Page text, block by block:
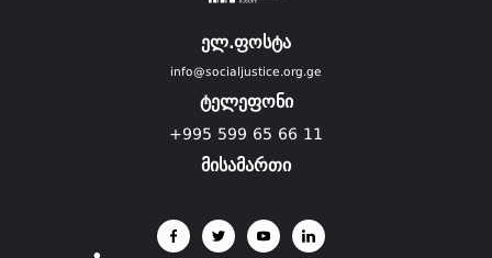
ელ.ფოსტა
info@socialjustice.org.ge
ტელეფონი
+995 599 65 66 11
მისამართი